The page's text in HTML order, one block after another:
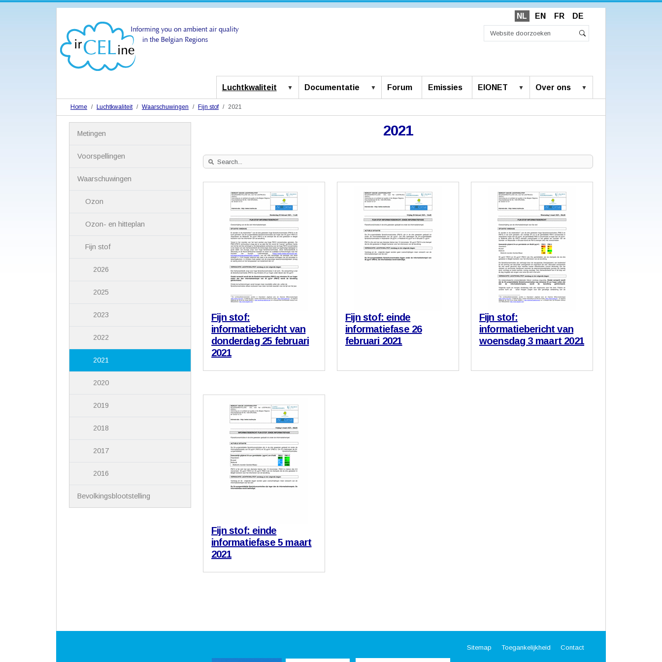
NL EN FR DE
Luchtkwaliteit Documentatie Forum Emissies EIONET Over ons
Home Luchtkwaliteit Waarschuwingen Fijn stof 2021
2021
Search
Site
Fijn stof:
informatiebericht van
donderdag 25 februari
2021
Fijn stof: einde
informatiefase 26
februari 2021
Fijn stof:
informatiebericht van
woensdag 3 maart 2021
Fijn stof: einde
informatiefase 5 maart
2021
Metingen
Voorspellingen
Waarschuwingen
Ozon
Ozon- en hitteplan
Fijn stof
2026
2025
2023
2022
2021
2020
2019
2018
2017
2016
Bevolkingsblootstelling
Sitemap Toegankelijkheid Contact